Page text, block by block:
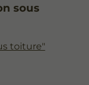
sous
toiture"